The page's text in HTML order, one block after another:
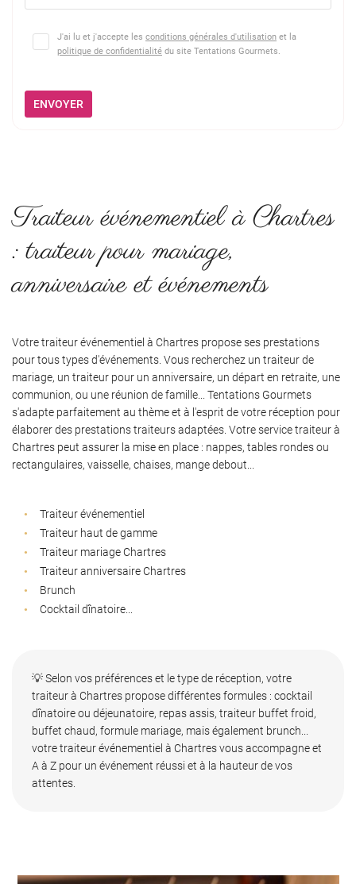
J'ai lu et j'accepte les conditions générales d'utilisation et la
politique de confidentialité du site Tentations Gourmets
ENVOYER
Traiteur événementiel à Chartres
: traiteur pour mariage,
anniversaire et événements
Votre traiteur événementiel à Chartres propose ses prestations
pour tous types d'événements. Vous recherchez un traiteur de
mariage, un traiteur pour un anniversaire, un départ en retraite, une
communion, ou une réunion de famille... Tentations Gourmets
s'adapte parfaitement au thème et à l'esprit de votre réception pour
élaborer des prestations traiteurs adaptées. Votre service traiteur à
Chartres peut assurer la mise en place : nappes, tables rondes ou
rectangulaires, vaisselle, chaises, mange debout...
Traiteur événementiel
Traiteur haut de gamme
Traiteur mariage Chartres
Traiteur anniversaire Chartres
Brunch
Cocktail dînatoire...
💡 Selon vos préférences et le type de réception, votre
traiteur à Chartres propose différentes formules : cocktail
dînatoire ou déjeunatoire, repas assis, traiteur buffet froid,
buffet chaud, formule mariage, mais également brunch...
votre traiteur événementiel à Chartres vous accompagne et
A à Z pour un événement réussi et à la hauteur de vos
attentes.